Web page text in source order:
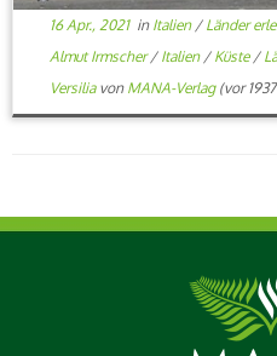
16 Apr., 2021in Italien / Länder
Almut Irmscher/ Italien / Küste /
Versilia von MANA-Verlag(vor